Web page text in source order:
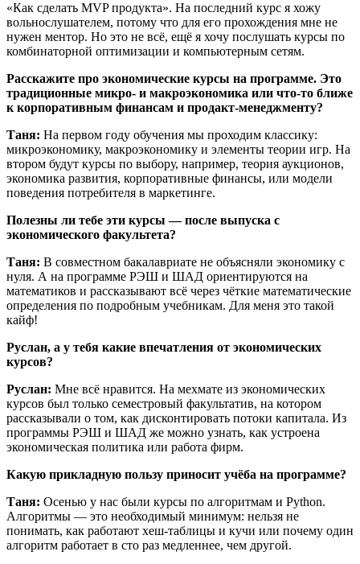
«Как сделать MVP продукта». На последний курс я хожу
вольнослушателем, потому что для его прохождения мне не
нужен ментор. Но это не всё, ещё я хочу послушать курсы по
комбинаторной оптимизации и компьютерным сетям.
Расскажите про экономические курсы на программе. Это
традиционные микро- и макроэкономика или что-то ближе
к корпоративным финансам и продакт-менеджменту?
Таня: На первом году обучения мы проходим классику:
микроэкономику, макроэкономику и элементы теории игр. На
втором будут курсы по выбору, например, теория аукционов,
экономика развития, корпоративные финансы, или модели
поведения потребителя в маркетинге.
Полезны ли тебе эти курсы — после выпуска с
экономического факультета?
Таня: В совместном бакалавриате не объясняли экономику с
нуля. А на программе РЭШ и ШАД ориентируются на
математиков и рассказывают всё через чёткие математические
определения по подробным учебникам. Для меня это такой
кайф!
Руслан, а у тебя какие впечатления от экономических
курсов?
Руслан: Мне всё нравится. На мехмате из экономических
курсов был только семестровый факультатив, на котором
рассказывали о том, как дисконтировать потоки капитала. Из
программы РЭШ и ШАД же можно узнать, как устроена
экономическая политика или работа фирм.
Какую прикладную пользу приносит учёба на программе?
Таня: Осенью у нас были курсы по алгоритмам и Python.
Алгоритмы — это необходимый минимум: нельзя не
понимать, как работают хеш-таблицы и кучи или почему один
алгоритм работает в сто раз медленнее, чем другой.